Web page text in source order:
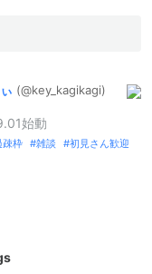
(@key_ kagikagi)
始動
疎枠 雑談
初見さん歓迎